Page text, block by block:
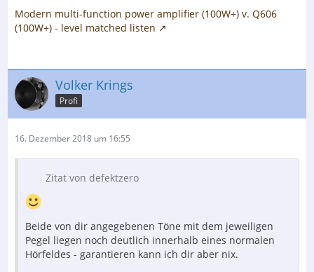
Modern multi-function power amplifier (100W+) v. Q606
(100W+) - level matched listen
Volker Krings
Profi
16. Dezember 2018 um 16:55
Zitat von defektzero
Beide von dir angegebenen Töne mit dem jeweiligen
Pegel liegen noch deutlich innerhalb eines normalen
Hörfeldes - garantieren kann ich dir aber nix.